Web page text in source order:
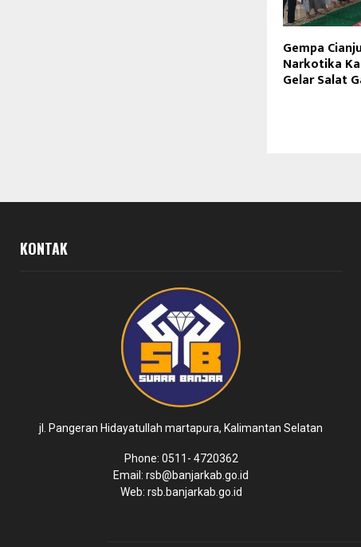
Gempa
Narkotika
Gelar Salat
KONTAK
jl. Pangeran Hidayatullah martapura, Kalimantan Selatan
Phone: 0511- 4720362
Email: rsb@banjarkab.go.id
Web: rsb.banjarkab.go.id